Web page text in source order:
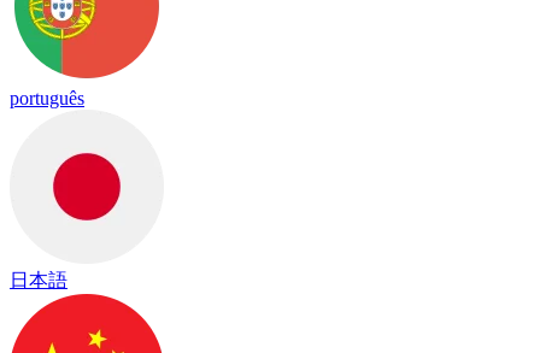
português
日本語